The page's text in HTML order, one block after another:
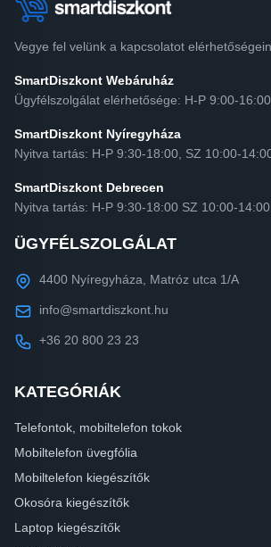
Vegye fel velünk a kapcsolatot
SmartDiszkont Webáruház
Ügyfélszolgálat elérhetősége: H-P 9:00-16:00
SmartDiszkont Nyíregyháza
Nyitva tartás: H-P 9:30-18:00, SZ 10:00-
SmartDiszkont Debrecen
Nyitva tartás: H-P 9:30-18:00 SZ 10:00-14:00
ÜGYFÉLSZOLGÁLAT
4400 Nyíregyháza, Matróz utca 1/A
info@smartdiszkont.hu
+36 20 800 23 23
KATEGÓRIÁK
Telefontok, mobiltelefon tokok
Mobiltelefon üvegfólia
Mobiltelefon kiegészítők
Okosóra kiegészítők
Laptop kiegészítők